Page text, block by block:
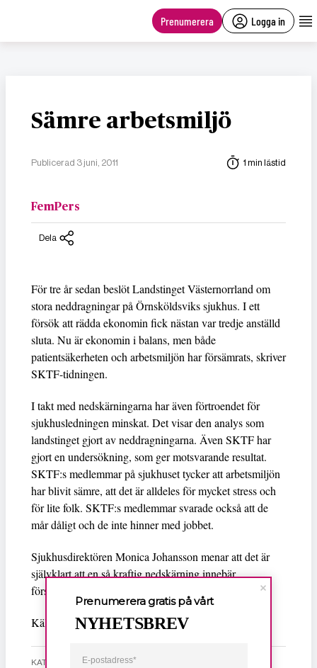
Prenumerera Logga in
Sämre arbetsmiljö
Publicerad 3 juni, 2011 1 min lästid
FemPers
Dela
För tre år sedan beslöt Landstinget Västernorrland om
stora neddragningar på Örnsköldsviks sjukhus. I ett
försök att rädda ekonomin fick nästan var tredje anställd
sluta. Nu är ekonomin i balans, men både
patientsäkerheten och arbetsmiljön har försämrats, skriver
SKTF-tidningen.
I takt med nedskärningarna har även förtroendet för
sjukhusledningen minskat. Det visar den analys som
landstinget gjort av neddragningarna. Även SKTF har
gjort en undersökning, som ger motsvarande resultat.
SKTF:s medlemmar på sjukhuset tycker att arbetsmiljön
har blivit sämre, att det är alldeles för mycket stress och
för lite folk. SKTF:s medlemmar svarade också att de
mår dåligt och de inte hinner med jobbet.
Sjukhusdirektören Monica Johansson menar att det är
självklart att en så kraftig nedskärning innebär
försämringar i arbetsmiljön för dem som är kvar.
Källa: SKTF-tidningen
KATEGORI
Prenumerera gratis på vårt
NYHETSBREV